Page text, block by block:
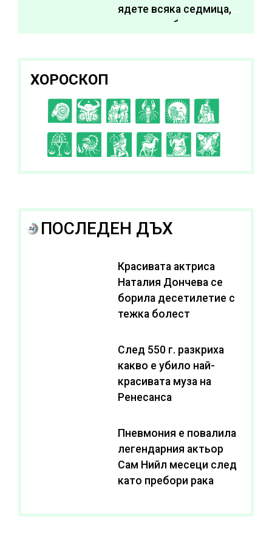
ядете всяка седмица,
за да подобрите
ХОРОСКОП
C D EFGH
I J K L A B
ПОСЛЕДЕН ДЪХ
Красивата актриса
Наталия Дончева се
борила десетилетие с
тежка болест
След 550 г. разкриха
какво е убило най-
красивата муза на
Ренесанса
Пневмония е повалила
легендарния актьор
Сам Нийл месеци след
като пребори рака